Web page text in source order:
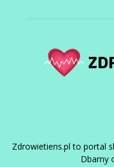
Zdrowietiens.pl to portal
Dbamy